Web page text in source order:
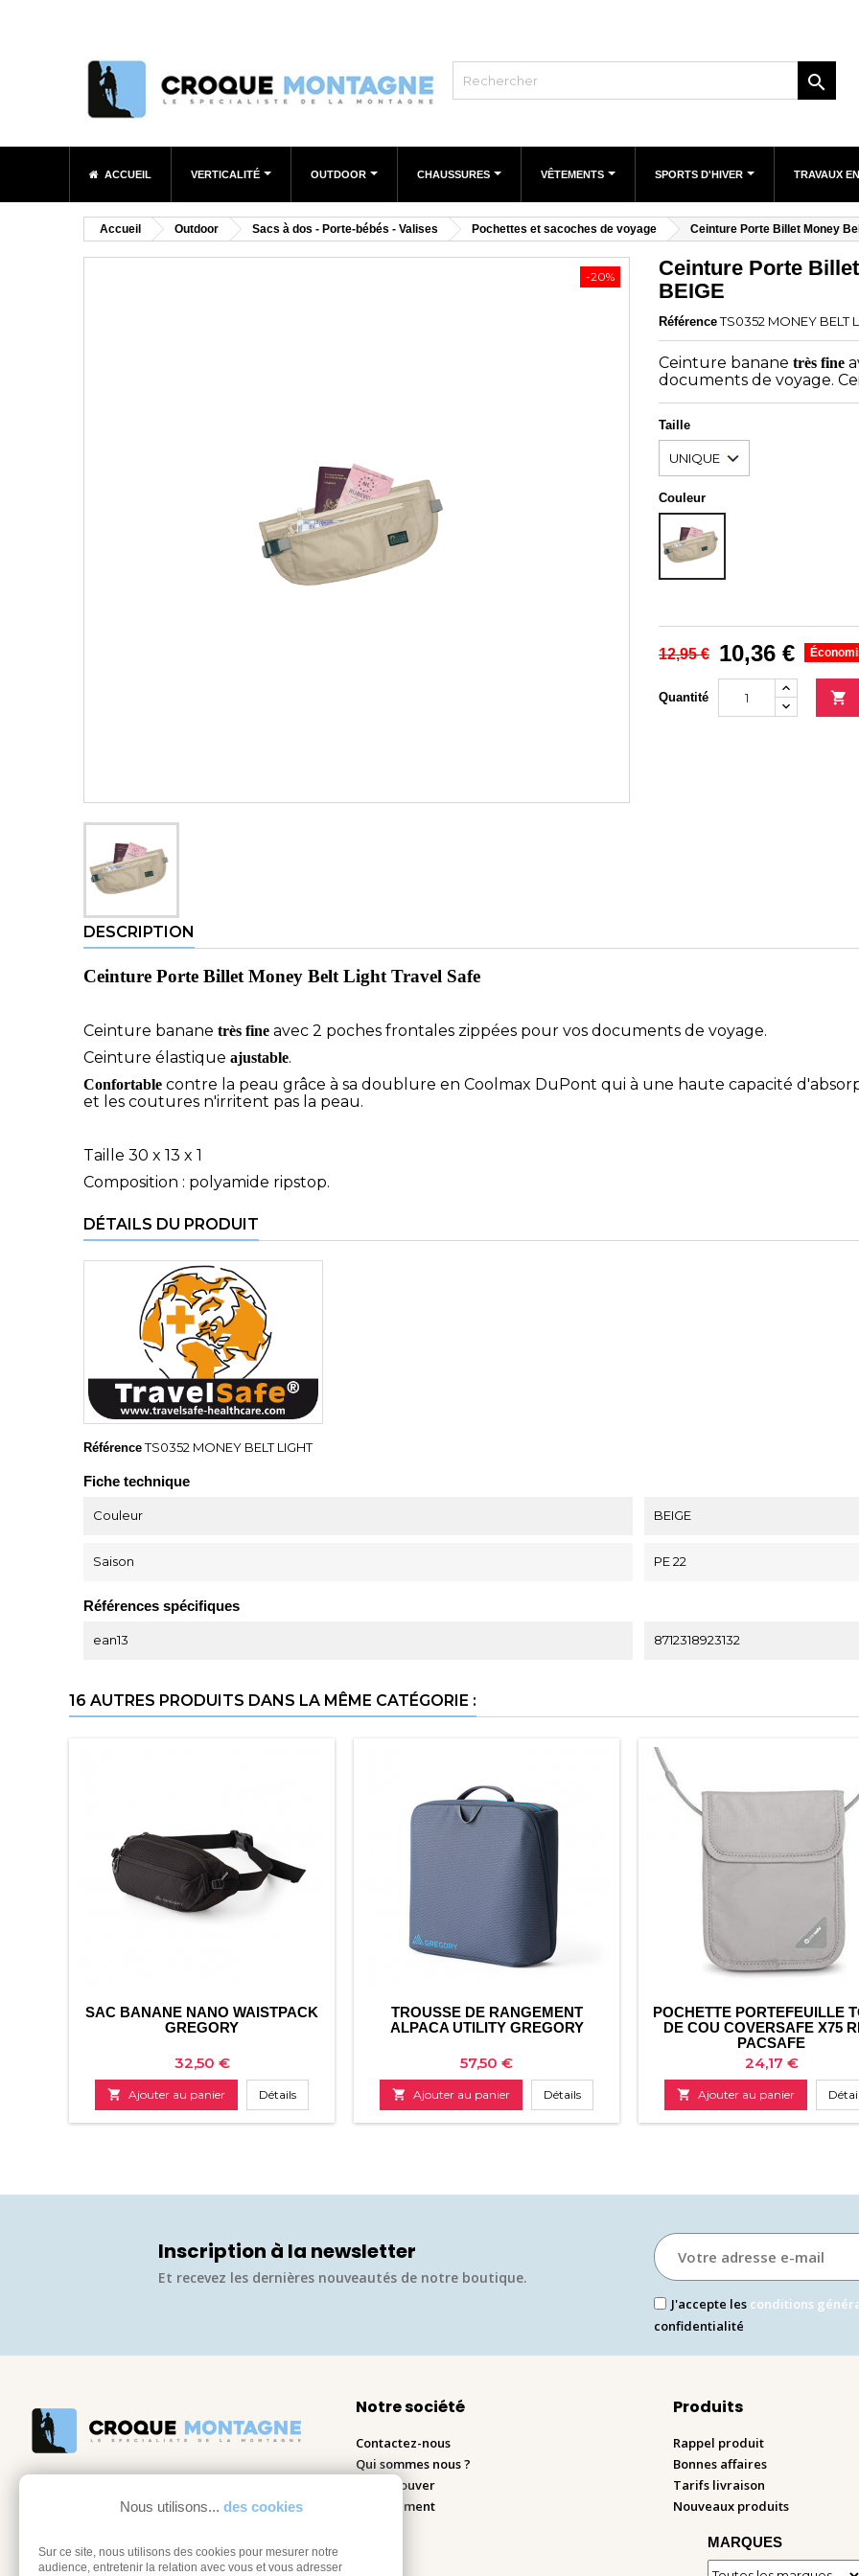

Nous utilisons... des cookies
Sur ce site, nous utilisons des cookies pour mesurer notre
audience, entretenir la relation avec vous et vous adresser
ACCUEIL VERTICALITÉ OUTDOOR CHAUSSURES VÊTEMENTS SPORTS D'HIVER TRAVAUX
Accueil Outdoor Sacs à dos - Porte-bébés - Valises Pochettes et sacoches de voyage Ceinture Porte Billet Money
-20%
Ceinture Porte
BEIGE
Référence TS0352 MONEY BELT
Ceinture banane très fine
documents de voyage.
Taille
Couleur
BEIGE
12,95 € 10,36 €
Quantité 
DESCRIPTION
Ceinture Porte Billet Money Belt Light Travel Safe
Ceinture banane très fine avec 2 poches frontales zippées pour vos documents de voyage.
Ceinture élastique ajustable.
Confortable contre la peau grâce à sa doublure en Coolmax DuPont qui à une haute capacité
et les coutures n'irritent pas la peau.
Taille 30 x 13 x 1
Composition : polyamide ripstop.
DÉTAILS DU PRODUIT
Référence TS0352 MONEY BELT LIGHT
Fiche technique
Couleur BEIGE
Saison PE 22
Références spécifiques
ean13 8712318923132
16 AUTRES PRODUITS DANS LA MÊME CATÉGORIE :
SAC BANANE NANO WAISTPACK
GREGORY
Prix
32,50 €
 Ajouter au panier Détails
TROUSSE DE RANGEMENT
ALPACA UTILITY GREGORY
Prix
57,50 €
 Ajouter au panier Détails
POCHETTE PORTEFEUILLE
DE COU COVERSAFE X75
PACSAFE
Prix
24,17 €
 Ajouter au panier
Inscription à la newsletter
Et recevez les dernières nouveautés de notre boutique.​
J'accepte les conditions
confidentialité
Notre société
Contactez-nous
Qui sommes nous ?
Nous trouver
Recrutement
Produits
Rappel produit
Bonnes affaires
Tarifs livraison
Nouveaux produits
MARQUES